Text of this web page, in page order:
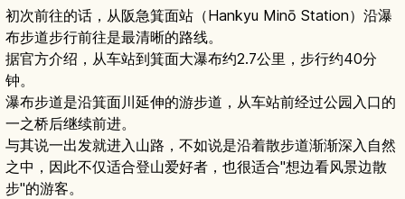
初次前往的话，从阪急箕面站（Hankyu Minō Station）沿瀑
布步道步行前往是最清晰的路线。
据官方介绍，从车站到箕面大瀑布约2.7公里，步行约40分
钟。
瀑布步道是沿箕面川延伸的游步道，从车站前经过公园入口的
一之桥后继续前进。
与其说一出发就进入山路，不如说是沿着散步道渐渐深入自然
之中，因此不仅适合登山爱好者，也很适合"想边看风景边散
步"的游客。